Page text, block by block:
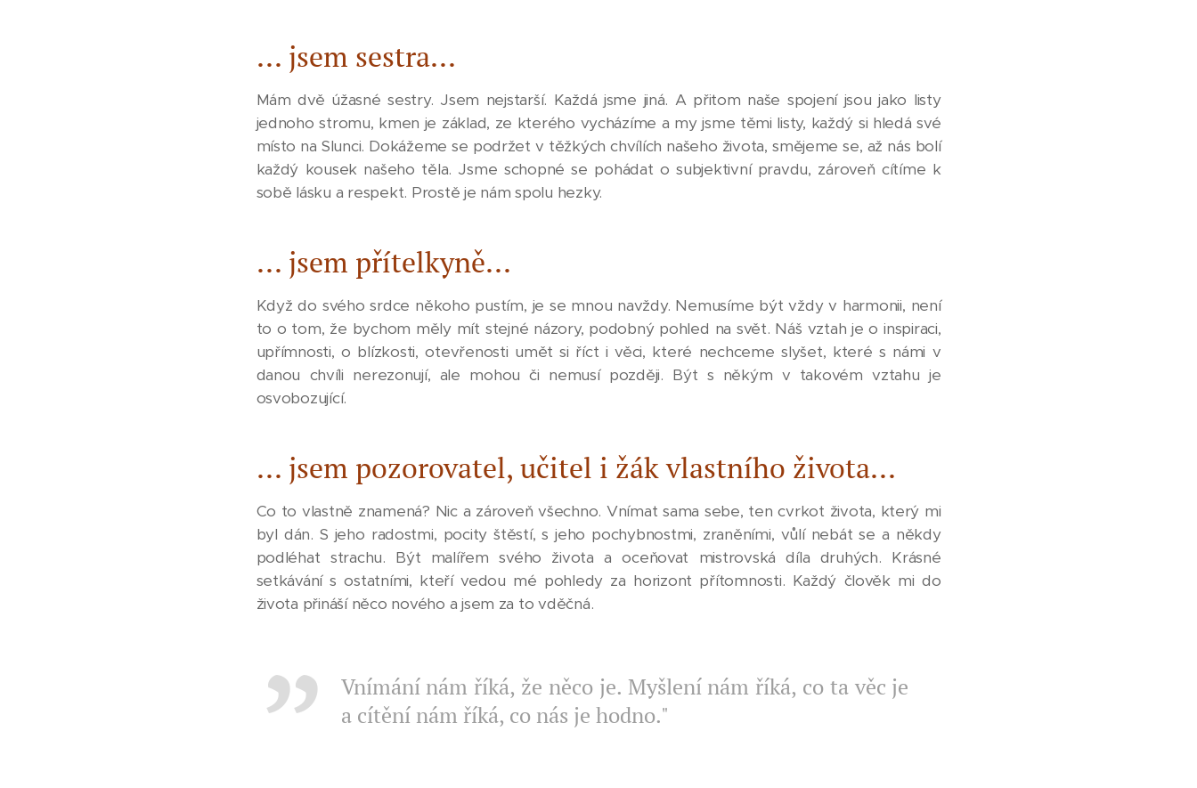
... jsem sestra...
Mám dvě úžasné sestry. Jsem nejstarší. Každá jsme jiná. A přitom naše spojení jsou jako listy
jednoho stromu, kmen je základ, ze kterého vycházíme a my jsme těmi listy, každý si hledá své
místo na Slunci. Dokážeme se podržet v těžkých chvílích našeho života, smějeme se, až nás bolí
každý kousek našeho těla. Jsme schopné se pohádat o subjektivní pravdu, zároveň cítíme k
sobě lásku a respekt. Prostě je nám spolu hezky.
... jsem přítelkyně...
Když do svého srdce někoho pustím, je se mnou navždy. Nemusíme být vždy v harmonii, není
to o tom, že bychom měly mít stejné názory, podobný pohled na svět. Náš vztah je o inspiraci,
upřímnosti, o blízkosti, otevřenosti umět si říct i věci, které nechceme slyšet, které s námi v
danou chvíli nerezonují, ale mohou či nemusí později. Být s někým v takovém vztahu je
osvobozující.
... jsem pozorovatel, učitel i žák vlastního života...
Co to vlastně znamená? Nic a zároveň všechno. Vnímat sama sebe, ten cvrkot života, který mi
byl dán. S jeho radostmi, pocity štěstí, s jeho pochybnostmi, zraněními, vůlí nebát se a někdy
podléhat strachu. Být malířem svého života a oceňovat mistrovská díla druhých. Krásné
setkávání s ostatními, kteří vedou mé pohledy za horizont přítomnosti. Každý člověk mi do
života přináší něco nového a jsem za to vděčná.
Vnímání nám říká, že něco je. Myšlení nám říká, co ta věc je
a cítění nám říká, co nás je hodno."